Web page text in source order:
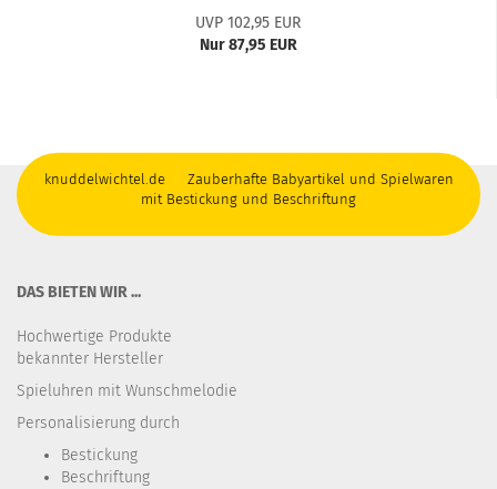
UVP 102,95 EUR
Nur 87,95 EUR
knuddelwichtel.de Zauberhafte Babyartikel und Spielwaren
mit Bestickung und Beschriftung
DAS BIETEN WIR ...
Hochwertige Produkte
bekannter Hersteller
Spieluhren mit Wunschmelodie
Personalisierung durch
Bestickung​
Beschriftung